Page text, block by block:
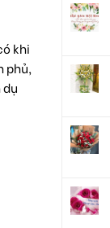
khi
phủ,